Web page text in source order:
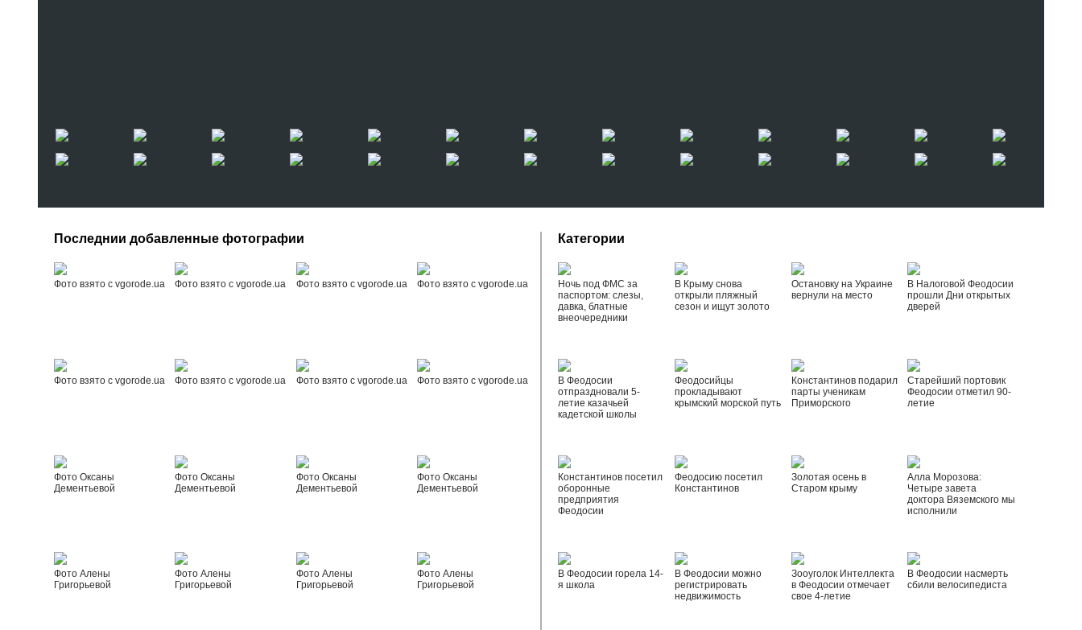
Последнии добавленные фотографии
Фото взято с vgorode.ua Фото взято с vgorode.ua Фото взято с vgorode.ua Фото взято с vgorode.ua
Фото взято с vgorode.ua Фото взято с vgorode.ua Фото взято с vgorode.ua Фото взято с vgorode.ua
Фото Оксаны
Дементьевой
Фото Оксаны
Дементьевой
Фото Оксаны
Дементьевой
Фото Оксаны
Дементьевой
Фото Алены
Григорьевой
Фото Алены
Григорьевой
Фото Алены
Григорьевой
Фото Алены
Григорьевой
Категории
Ночь под ФМС за
паспортом: слезы,
давка, блатные
внеочередники
В Крыму снова
открыли пляжный
сезон и ищут золото
Остановку на Украине
вернули на место
В Налоговой Феодосии
прошли Дни открытых
дверей
В Феодосии
отпраздновали 5-
летие казачьей
кадетской школы
Феодосийцы
прокладывают
крымский морской путь
Константинов подарил
парты ученикам
Приморского
Старейший портовик
Феодосии отметил 90-
летие
Константинов посетил
оборонные
предприятия
Феодосии
Феодосию посетил
Константинов
Золотая осень в
Старом крыму
Алла Морозова:
Четыре завета
доктора Вяземского мы
исполнили
В Феодосии горела 14-
я школа
В Феодосии можно
регистрировать
недвижимость
Зооуголок Интеллекта
в Феодосии отмечает
свое 4-летие
В Феодосии насмерть
сбили велосипедиста